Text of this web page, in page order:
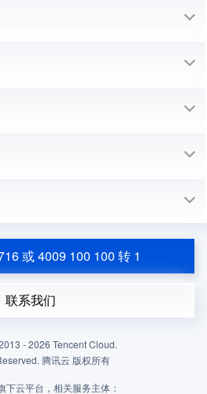
或 4009 100 100 转 1
联系我们
-2026 Tencent Cloud.
腾讯云 版权所有
下云平台，相关服务主体：